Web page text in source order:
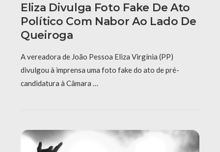
Eliza Divulga Foto Fake De Ato
Político Com Nabor Ao Lado De
Queiroga
A vereadora de João Pessoa Eliza Virgínia (PP)
divulgou à imprensa uma foto fake do ato de pré-
candidatura à Câmara …